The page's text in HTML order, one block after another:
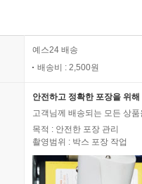
예스24 배송
배송비 : 2,500원
안전하고 정확한 포장을 위
고객님께 배송되는 모든 상
목적 : 안전한 포장 관리
촬영범위 : 박스 포장 작업